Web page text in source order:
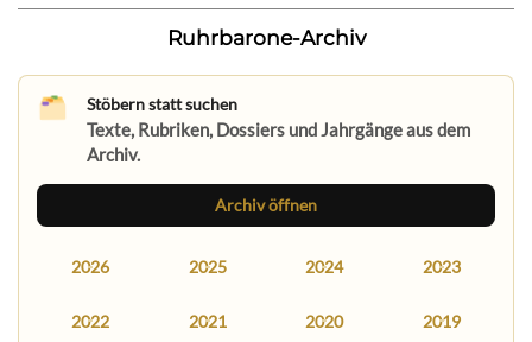
Ruhrbarone-Archiv
Stöbern statt suchen
Texte, Rubriken, Dossiers und Jahrgänge aus dem
Archiv.
Archiv öffnen
2026 2025 2024 2023
2022 2021 2020 2019